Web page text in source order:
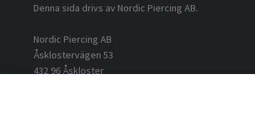
Denna sida drivs av Nordic Piercing AB.
Nordic Piercing AB
Åsklostervägen 53
432 96 Åskloster